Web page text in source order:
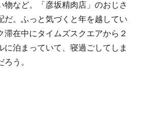
物など。「彦坂精肉店」のおじさ
だ。ふっと気づくと年を越してい
滞在中にタイムズスクエアから２
に泊まっていて、寝過ごしてしま
ろう。